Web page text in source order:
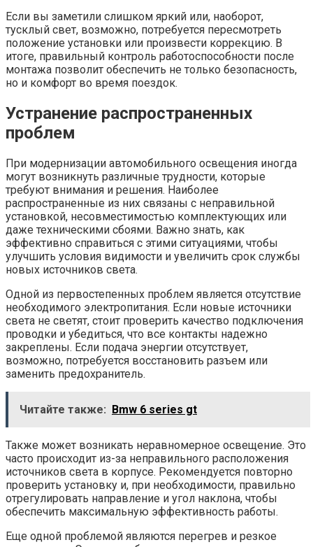
Если вы заметили слишком яркий или, наоборот,
тусклый свет, возможно, потребуется пересмотреть
положение установки или произвести коррекцию. В
итоге, правильный контроль работоспособности после
монтажа позволит обеспечить не только безопасность,
но и комфорт во время поездок.
Устранение распространенных
проблем
При модернизации автомобильного освещения иногда
могут возникнуть различные трудности, которые
требуют внимания и решения. Наиболее
распространенные из них связаны с неправильной
установкой, несовместимостью комплектующих или
даже техническими сбоями. Важно знать, как
эффективно справиться с этими ситуациями, чтобы
улучшить условия видимости и увеличить срок службы
новых источников света.
Одной из первостепенных проблем является отсутствие
необходимого электропитания. Если новые источники
света не светят, стоит проверить качество подключения
проводки и убедиться, что все контакты надежно
закреплены. Если подача энергии отсутствует,
возможно, потребуется восстановить разъем или
заменить предохранитель.
Читайте также: Bmw 6 series gt
Также может возникать неравномерное освещение. Это
часто происходит из-за неправильного расположения
источников света в корпусе. Рекомендуется повторно
проверить установку и, при необходимости, правильно
отрегулировать направление и угол наклона, чтобы
обеспечить максимальную эффективность работы.
Еще одной проблемой являются перегрев и резкое